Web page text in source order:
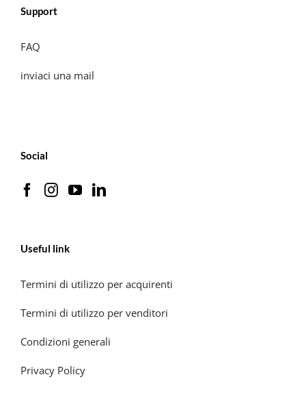
Support
FAQ
inviaci una mail
Social
Useful link
Termini di utilizzo per acquirenti
Termini di utilizzo per venditori
Condizioni generali
Privacy Policy